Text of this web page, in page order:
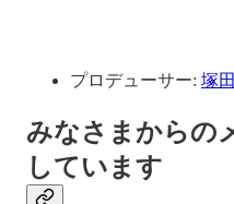
プロデューサー: 塚
みなさまからの
しています